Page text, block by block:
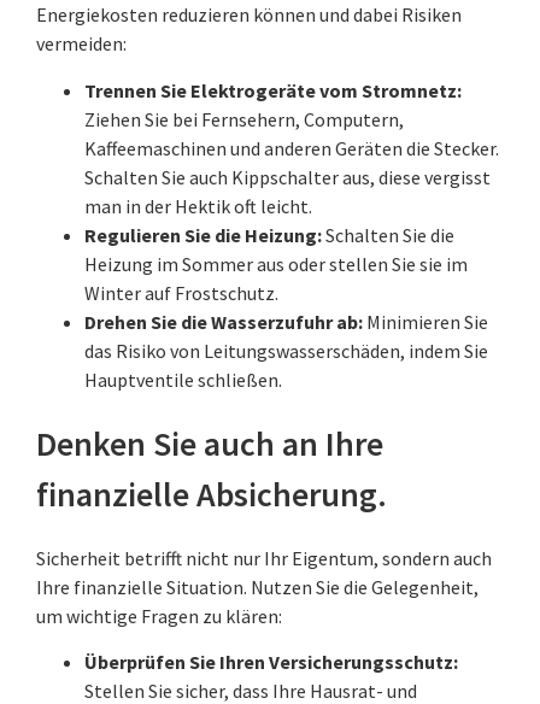
Energiekosten reduzieren können und dabei Risiken
vermeiden:
Trennen Sie Elektrogeräte vom Stromnetz:
Ziehen Sie bei Fernsehern, Computern,
Kaffeemaschinen und anderen Geräten die Stecker.
Schalten Sie auch Kippschalter aus, diese vergisst
man in der Hektik oft leicht.
Regulieren Sie die Heizung:Schalten Sie die
Heizung im Sommer aus oder stellen Sie sie im
Winter auf Frostschutz.
Drehen Sie die Wasserzufuhr ab: Minimieren Sie
das Risiko von Leitungswasserschäden, indem Sie
Hauptventile schließen.
Denken Sie auch an Ihre
finanzielle Absicherung.
Sicherheit betrifft nicht nur Ihr Eigentum, sondern auch
Ihre finanzielle Situation. Nutzen Sie die Gelegenheit,
um wichtige Fragen zu klären:
Überprüfen Sie Ihren Versicherungsschutz:
Stellen Sie sicher, dass Ihre Hausrat- und